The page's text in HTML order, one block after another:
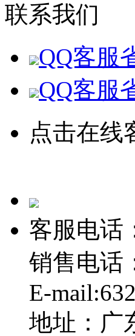
联系我们
QQ客服
QQ客服
点击在线
客服电话
销售电话
E-
地址：广